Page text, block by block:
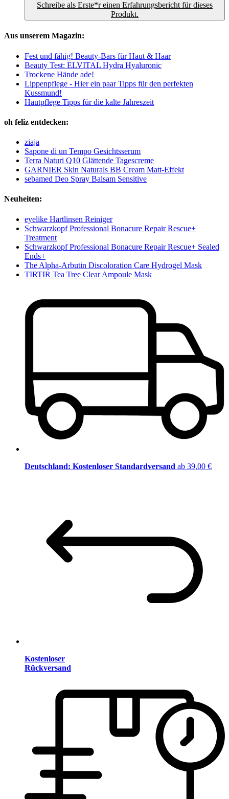
Schreibe als Erste*r einen Erfahrungsbericht für dieses
Produkt.
Aus unserem Magazin:
Fest und fähig! Beauty-Bars für Haut & Haar
Beauty Test: ELVITAL Hydra Hyaluronic
Trockene Hände ade!
Lippenpflege - Hier ein paar Tipps für den perfekten
Kussmund!
Hautpflege Tipps für die kalte Jahreszeit
oh feliz entdecken:
ziaja
Sapone di un Tempo Gesichtsserum
Terra Naturi Q10 Glättende Tagescreme
GARNIER Skin Naturals BB Cream Matt-Effekt
sebamed Deo Spray Balsam Sensitive
Neuheiten:
eyelike Hartlinsen Reiniger
Schwarzkopf Professional Bonacure Repair Rescue+
Treatment
Schwarzkopf Professional Bonacure Repair Rescue+ Sealed
Ends+
The Alpha-Arbutin Discoloration Care Hydrogel Mask
TIRTIR Tea Tree Clear Ampoule Mask
Deutschland: Kostenloser Standardversand ab 39,00 €
Kostenloser
Rückversand